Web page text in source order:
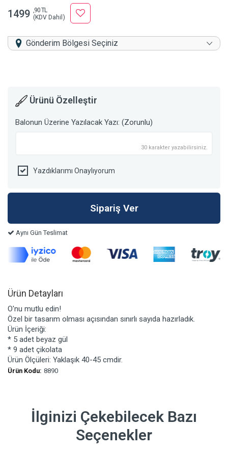
1499 ,90 TL
(KDV Dahil)
Gönderim Bölgesi Seçiniz
Ürünü Özelleştir
Balonun Üzerine Yazılacak Yazı: (Zorunlu)
30 karakter yazabilirsiniz.
Yazdıklarımı Onaylıyorum
Aynı Gün Teslimat
Ürün Detayları
O'nu mutlu edin!
Özel bir tasarım olması açısından sınırlı sayıda hazırladık.
Ürün İçeriği:
* 5 adet beyaz gül
* 9 adet çikolata
Ürün Ölçüleri: Yaklaşık 40-45 cmdir.
Ürün Kodu: 8890
İlginizi Çekebilecek Bazı
Seçenekler